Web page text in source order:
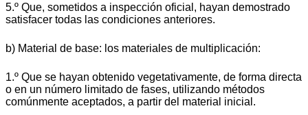
5.º Que, sometidos a inspección oficial, hayan demostrado
satisfacer todas las condiciones anteriores.
b) Material de base: los materiales de multiplicación:
1.º Que se hayan obtenido vegetativamente, de forma directa
o en un número limitado de fases, utilizando métodos
comúnmente aceptados, a partir del material inicial.